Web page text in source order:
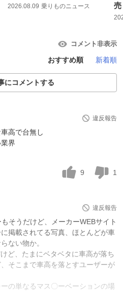
2026.08.09 乗りものニュース
売
コメント非表示
おすすめ順 新着順
にコメントする
違反報告
高で台無し
界
9 1
違反報告
そうだけど、メーカーWEBサイト
掲載されてる写真、ほとんどが車
ない物か。
ど、たまにベタベタに車高が落ち
そこまで車高を落とすユーザーが
の単なるマス〇ーベーションの場